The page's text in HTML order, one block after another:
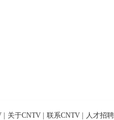
关于CNTV 联系CNTV 人才招聘